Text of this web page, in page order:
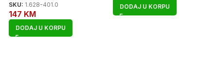
SKU: 1.628-401.0
147 KM
DODAJ U KORPU
DODAJ U KORPU